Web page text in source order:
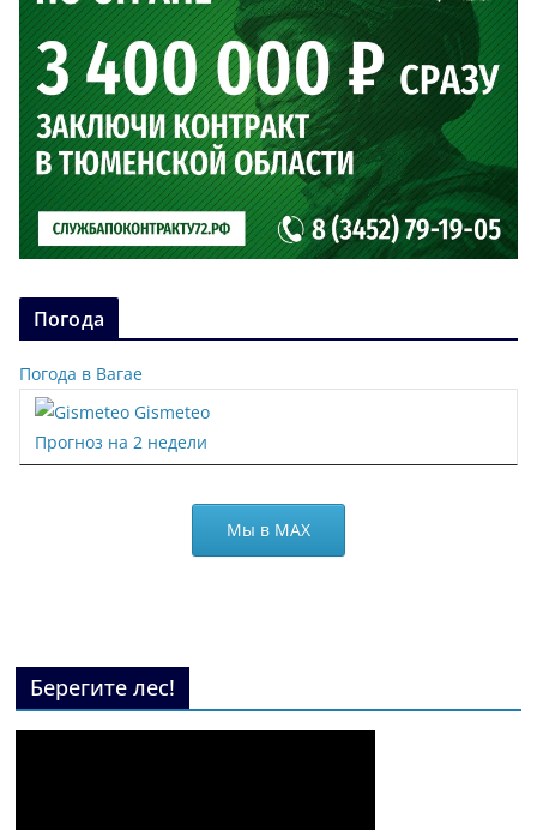
Погода
Погода в Вагае
Gismeteo
Прогноз на 2 недели
Мы в МАХ
Берегите лес!